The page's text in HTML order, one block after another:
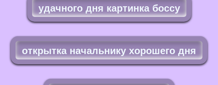
удачного дня картинка боссу
открытка начальнику хорошего дня